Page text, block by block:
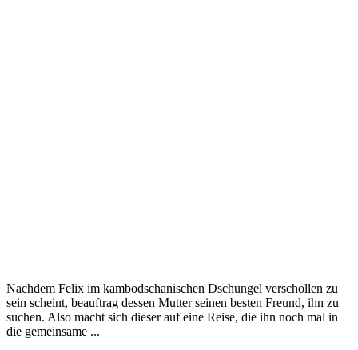
Nachdem Felix im kambodschanischen Dschungel verschollen zu
sein scheint, beauftrag dessen Mutter seinen besten Freund, ihn zu
suchen. Also macht sich dieser auf eine Reise, die ihn noch mal in
die gemeinsame ...